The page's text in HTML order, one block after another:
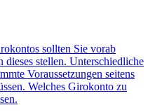
sollten Sie vorab
dieses stellen. Unterschiedliche
Voraussetzungen seitens
Welches Girokonto zu